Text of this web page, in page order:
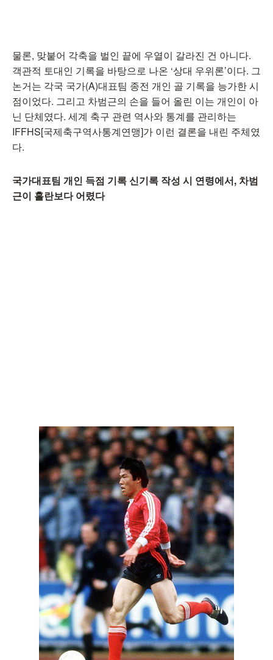
물론, 맞붙어 각축을 벌인 끝에 우열이 갈라진 건 아니다.
객관적 토대인 기록을 바탕으로 나온 ‘상대 우위론’이다. 그
논거는 각국 국가(A)대표팀 종전 개인 골 기록을 능가한 시
점이었다. 그리고 차범근의 손을 들어 올린 이는 개인이 아
닌 단체였다. 세계 축구 관련 역사와 통계를 관리하는
IFFHS[국제축구역사통계연맹]가 이런 결론을 내린 주체였
다.
국가대표팀 개인 득점 기록 신기록 작성 시 연령에서, 차범
근이 홀란보다 어렸다